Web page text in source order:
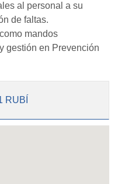
al personal a su
de faltas.
mandos
gestión en Prevención
RUBÍ